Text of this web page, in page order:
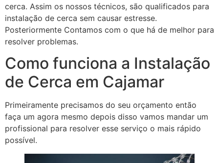
cerca. Assim os nossos técnicos, são qualificados para
instalação de cerca sem causar estresse.
Posteriormente Contamos com o que há de melhor para
resolver problemas.
Como funciona a Instalação
de Cerca em Cajamar
Primeiramente precisamos do seu orçamento então
faça um agora mesmo depois disso vamos mandar um
profissional para resolver esse serviço o mais rápido
possível.